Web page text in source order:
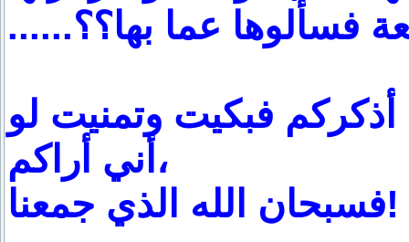
فسألوها عما بها؟؟
فبكيت وتمنيت لو
أني أراكم،
فسبحان الله الذي جمعنا!